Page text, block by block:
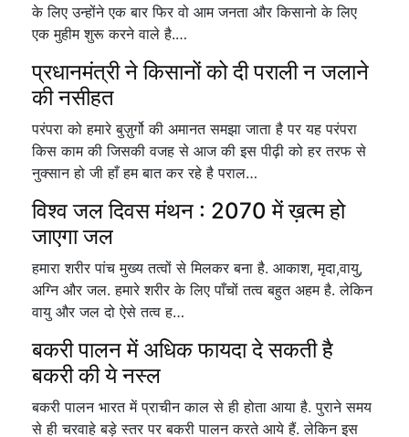
के लिए उन्होंने एक बार फिर वो आम जनता और किसानो के लिए
एक मुहीम शुरू करने वाले है.…
प्रधानमंत्री ने किसानों को दी पराली न जलाने
की नसीहत
परंपरा को हमारे बुज़ुर्गो की अमानत समझा जाता है पर यह परंपरा
किस काम की जिसकी वजह से आज की इस पीढ़ी को हर तरफ से
नुक्सान हो जी हाँ हम बात कर रहे है पराल…
विश्व जल दिवस मंथन : 2070 में ख़त्म हो
जाएगा जल
हमारा शरीर पांच मुख्य तत्वों से मिलकर बना है. आकाश, मृदा,वायु,
अग्नि और जल. हमारे शरीर के लिए पाँचों तत्व बहुत अहम है. लेकिन
वायु और जल दो ऐसे तत्व ह…
बकरी पालन में अधिक फायदा दे सकती है
बकरी की ये नस्ल
बकरी पालन भारत में प्राचीन काल से ही होता आया है. पुराने समय
से ही चरवाहे बड़े स्तर पर बकरी पालन करते आये हैं. लेकिन इस